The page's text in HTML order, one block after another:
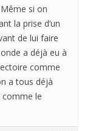
si on
la prise d’un
de lui faire
a déjà eu à
comme
a tous déjà
le